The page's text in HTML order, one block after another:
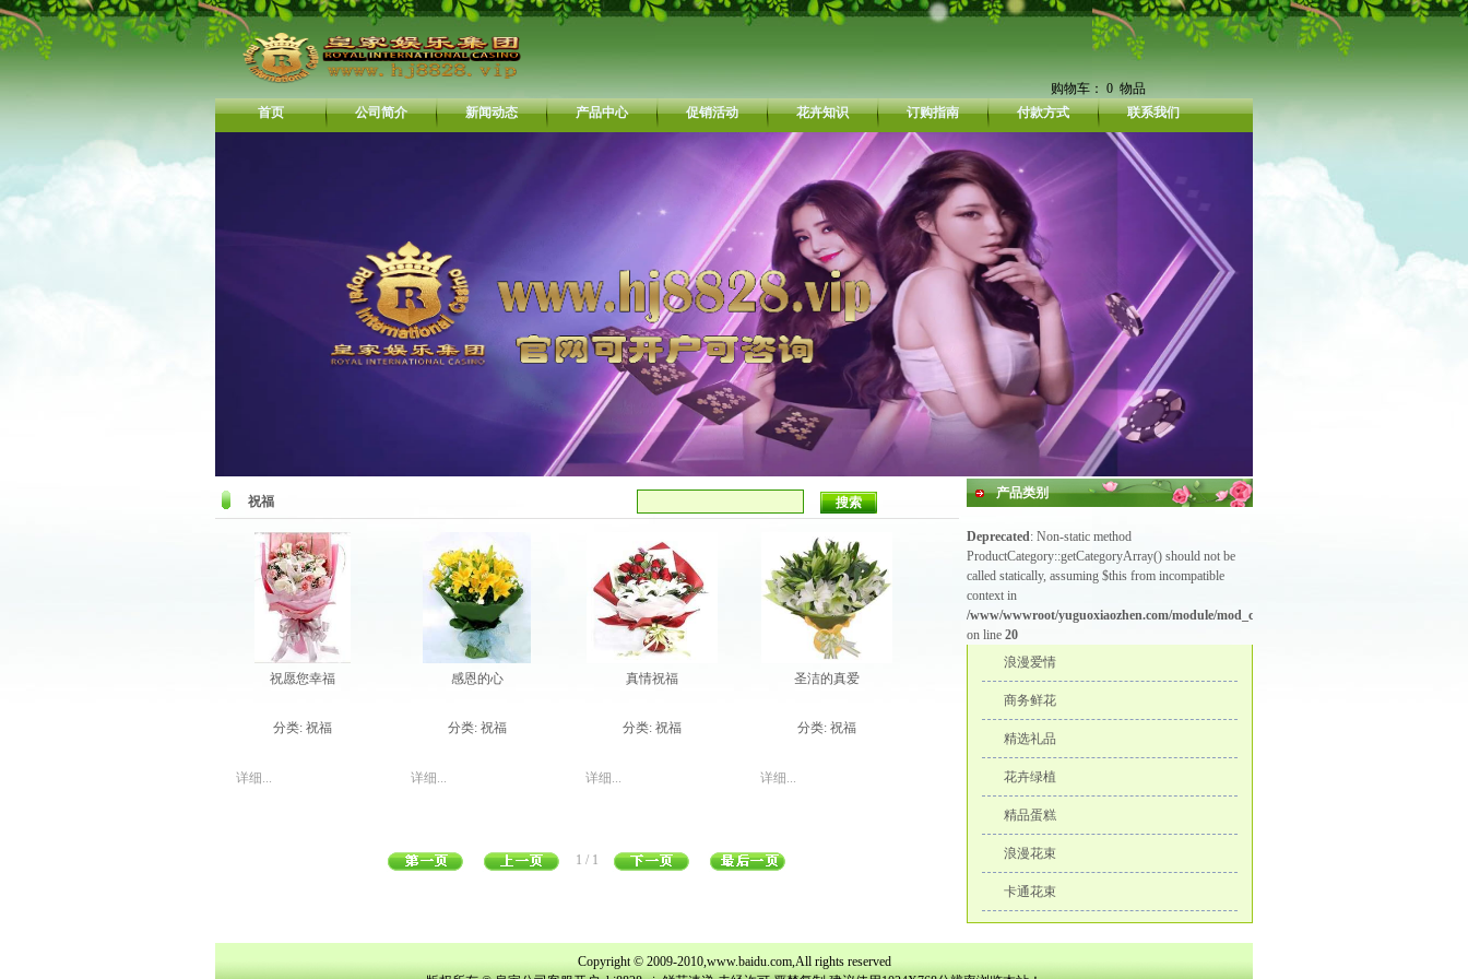
购物车： 0 物品
首页
公司简介 新闻动态 产品中心 促销活动 花卉知识 订购指南 付款方式 联系我们
祝福
祝愿您幸福
分类: 祝福
详细...
感恩的心
分类: 祝福
详细...
真情祝福
分类: 祝福
详细...
圣洁的真爱
分类: 祝福
详细...
1 / 1
产品类别
Deprecated: Non-static method
ProductCategory::getCategoryArray() should not be
called statically, assuming $this from incompatible
context in
/www/wwwroot/yuguoxiaozhen.com/module/mod_category_p.php
on line 20
浪漫爱情
商务鲜花
精选礼品
花卉绿植
精品蛋糕
浪漫花束
卡通花束
Copyright © 2009-2010,www.baidu.com,All rights reserved